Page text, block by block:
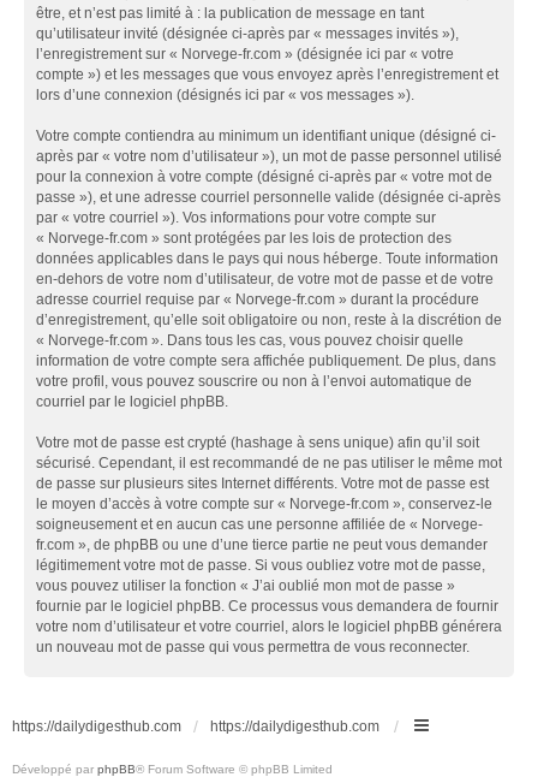
être, et n’est pas limité à : la publication de message en tant
qu’utilisateur invité (désignée ci-après par « messages invités »),
l’enregistrement sur « Norvege-fr.com » (désignée ici par « votre
compte ») et les messages que vous envoyez après l’enregistrement et
lors d’une connexion (désignés ici par « vos messages »).
Votre compte contiendra au minimum un identifiant unique (désigné ci-
après par « votre nom d’utilisateur »), un mot de passe personnel utilisé
pour la connexion à votre compte (désigné ci-après par « votre mot de
passe »), et une adresse courriel personnelle valide (désignée ci-après
par « votre courriel »). Vos informations pour votre compte sur
« Norvege-fr.com » sont protégées par les lois de protection des
données applicables dans le pays qui nous héberge. Toute information
en-dehors de votre nom d’utilisateur, de votre mot de passe et de votre
adresse courriel requise par « Norvege-fr.com » durant la procédure
d’enregistrement, qu’elle soit obligatoire ou non, reste à la discrétion de
« Norvege-fr.com ». Dans tous les cas, vous pouvez choisir quelle
information de votre compte sera affichée publiquement. De plus, dans
votre profil, vous pouvez souscrire ou non à l’envoi automatique de
courriel par le logiciel phpBB.
Votre mot de passe est crypté (hashage à sens unique) afin qu’il soit
sécurisé. Cependant, il est recommandé de ne pas utiliser le même mot
de passe sur plusieurs sites Internet différents. Votre mot de passe est
le moyen d’accès à votre compte sur « Norvege-fr.com », conservez-le
soigneusement et en aucun cas une personne affiliée de « Norvege-
fr.com », de phpBB ou une d’une tierce partie ne peut vous demander
légitimement votre mot de passe. Si vous oubliez votre mot de passe,
vous pouvez utiliser la fonction « J’ai oublié mon mot de passe »
fournie par le logiciel phpBB. Ce processus vous demandera de fournir
votre nom d’utilisateur et votre courriel, alors le logiciel phpBB générera
un nouveau mot de passe qui vous permettra de vous reconnecter.
https://dailydigesthub.com https://dailydigesthub.com
Développé par phpBB® Forum Software © phpBB Limited